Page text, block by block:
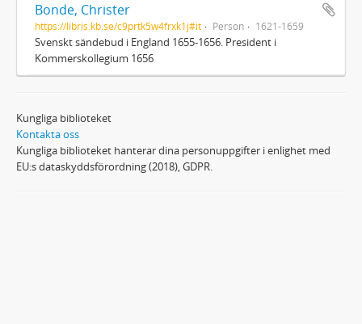
Bonde, Christer
https://libris.kb.se/c9prtk5w4frxk1j#it Person 1621-1659
Svenskt sändebud i England 1655-1656. President i
Kommerskollegium 1656
Kungliga biblioteket
Kontakta oss
Kungliga biblioteket hanterar dina personuppgifter i enlighet med
EU:s dataskyddsförordning (2018), GDPR.